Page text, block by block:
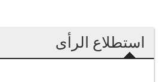
استطلاع الرأى